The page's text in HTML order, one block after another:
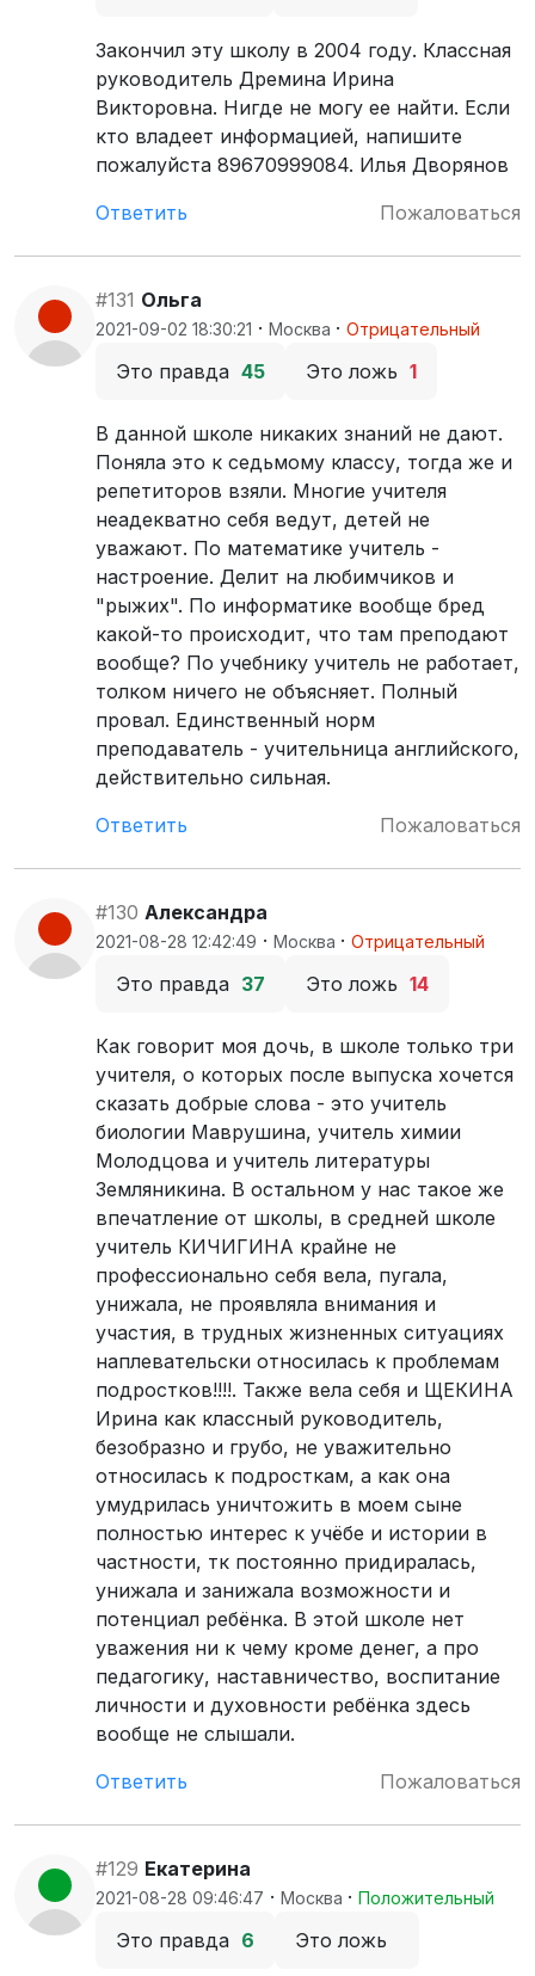
Закончил эту школу в 2004 году. Классная
руководитель Дремина Ирина
Викторовна. Нигде не могу ее найти. Если
кто владеет информацией, напишите
пожалуйста 89670999084. Илья Дворянов
Ответить
Пожаловаться
#131 Ольга
2021-09-02 18:30:21 · Москва · Отрицательный
Это правда 45 Это ложь 1
В данной школе никаких знаний не дают.
Поняла это к седьмому классу, тогда же и
репетиторов взяли. Многие учителя
неадекватно себя ведут, детей не
уважают. По математике учитель -
настроение. Делит на любимчиков и
"рыжих". По информатике вообще бред
какой-то происходит, что там преподают
вообще? По учебнику учитель не работает,
толком ничего не объясняет. Полный
провал. Единственный норм
преподаватель - учительница английского,
действительно сильная.
Ответить
Пожаловаться
#130 Александра
2021-08-28 12:42:49 · Москва · Отрицательный
Это правда 37 Это ложь 14
Как говорит моя дочь, в школе только три
учителя, о которых после выпуска хочется
сказать добрые слова - это учитель
биологии Маврушина, учитель химии
Молодцова и учитель литературы
Земляникина. В остальном у нас такое же
впечатление от школы, в средней школе
учитель КИЧИГИНА крайне не
профессионально себя вела, пугала,
унижала, не проявляла внимания и
участия, в трудных жизненных ситуациях
наплевательски относилась к проблемам
подростков!!!!. Также вела себя и ЩЕКИНА
Ирина как классный руководитель,
безобразно и грубо, не уважительно
относилась к подросткам, а как она
умудрилась уничтожить в моем сыне
полностью интерес к учёбе и истории в
частности, тк постоянно придиралась,
унижала и занижала возможности и
потенциал ребёнка. В этой школе нет
уважения ни к чему кроме денег, а про
педагогику, наставничество, воспитание
личности и духовности ребёнка здесь
вообще не слышали.
Ответить
Пожаловаться
#129 Екатерина
2021-08-28 09:46:47 · Москва · Положительный
Это правда 6 Это ложь